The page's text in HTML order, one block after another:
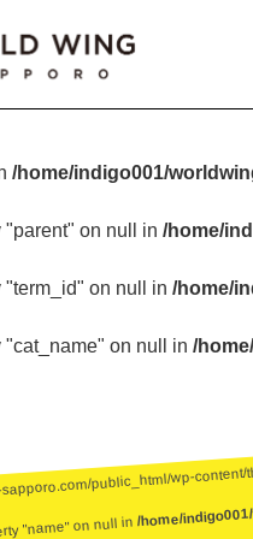
/home/indigo001/
"parent" on null in /home/
"term_id" on null in /home/
"cat_name" on null in /
public_html/wp-
"name" on null in
/home/